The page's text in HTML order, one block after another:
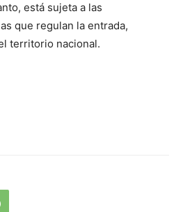
está sujeta a las
que regulan la entrada,
territorio nacional.